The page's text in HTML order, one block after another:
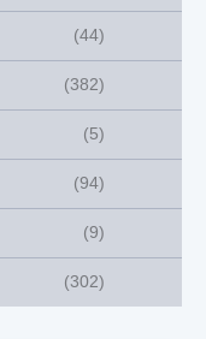
(44)
(382)
(5)
(94)
(9)
(302)